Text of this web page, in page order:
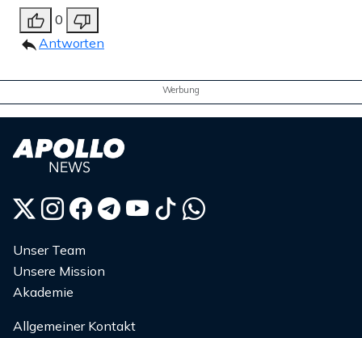
0
Antworten
Werbung
Unser Team
Unsere Mission
Akademie
Allgemeiner Kontakt